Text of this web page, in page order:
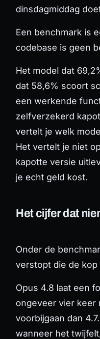
dinsdagmiddag
Een benchmark is
codebase is geen
Het model dat
dat 58,6% scoort
een werkende
zelfverzekerd
vertelt je welk
Het vertelt je niet op
kapotte versie
je echt geld kost.
Het cijfer dat
Onder de
verstopt die de kop
Opus 4.8 laat een
ongeveer vier keer
voorbijgaan dan
wanneer het